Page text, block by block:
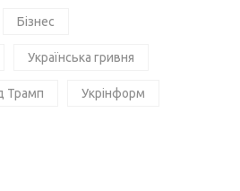
Бізнес
Українська гривня
Трамп Укрінформ